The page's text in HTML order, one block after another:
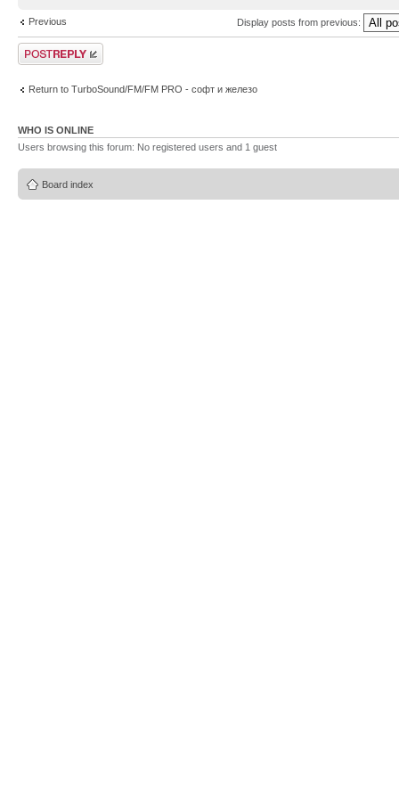
Previous Display posts from previous:
Post a reply
Return to TurboSound/FM/FM PRO - софт и железо
WHO IS ONLINE
Users browsing this forum: No registered users and 1 guest
Board index